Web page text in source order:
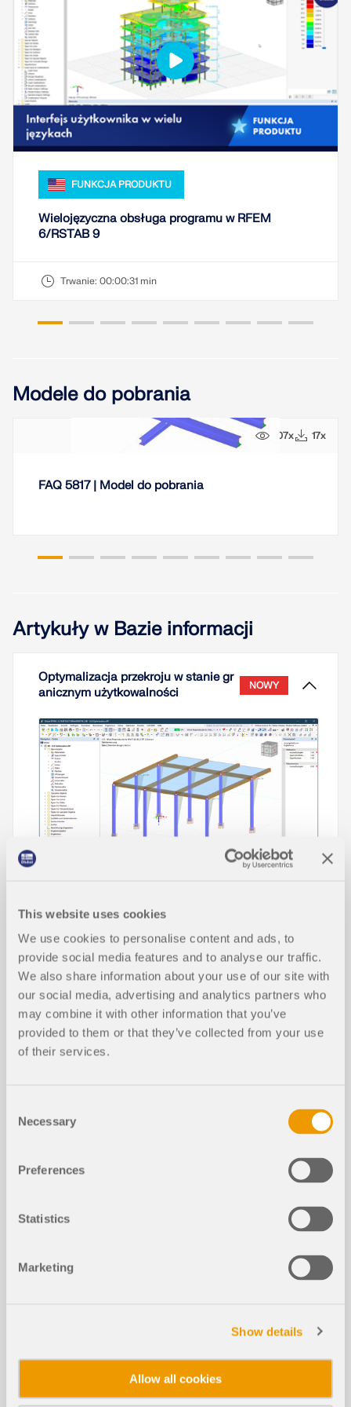
This website uses cookies
We use cookies to personalise content and ads, to
provide social media features and to analyse our traffic.
We also share information about your use of our site with
our social media, advertising and analytics partners who
may combine it with other information that you’ve
provided to them or that they’ve collected from your use
of their services.
Selection
Necessary
Preferences
Statistics
Marketing
Show details
Allow all cookies
szybkiego określania obciążeń śniegiem, wiatrem i
sejsmiką.
SPRAWDŹ STREFY OBCIĄŻEŃ
FUNKCJA PRODUKTU
Wielojęzyczna obsługa programu w RFEM
6/RSTAB 9
Trwanie: 00:00:31 min
Modele do pobrania
107x 17x
FAQ 5817 | Model do pobrania
Artykuły w Bazie informacji
Optymalizacja przekroju w stanie gr
anicznym użytkowalności
NOWY
W tym artykule technicznym dowiesz się, jak działa
optymalizacja przekroju w ramach dodatków
wymiarujących dla stanu granicznego
użytkowalności w RFEM 6 i RSTAB 9.
Przeczytaj więcej
kowalność, docisk prostopadły do w
Do sprawdzenia ugięcia, sprawdzenia ściskania
prostopadle do włókien oraz uwzględnienia
Ten artykuł opisuje działanie warstw w aplikacjach
Zwichrzenie w konstrukcjach drewni
Zrzuty ekranu